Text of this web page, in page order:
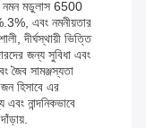
নমন মডুলাস 6500
এবং নমনীয়তার
দীর্ঘস্থায়ী ভিত্তি
জন্য সুবিধা এবং
জৈব সামঞ্জস্যতা
হিসাবে এর
নান্দনিকভাবে